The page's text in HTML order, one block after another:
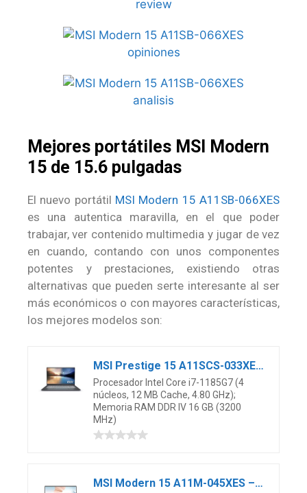
Mejores portátiles MSI Modern
15 de 15.6 pulgadas
El nuevo portátil MSI Modern 15 A11SB-066XES
es una autentica maravilla, en el que poder
trabajar, ver contenido multimedia y jugar de vez
en cuando, contando con unos componentes
potentes y prestaciones, existiendo otras
alternativas que pueden serte interesante al ser
más económicos o con mayores características,
los mejores modelos son:
MSI Prestige 15 A11SCS-033XES – Ordenador portátil de 15.6″ FullHD (Intel Core i7-1185G7, 16GB RAM, 512GB SSD, NVIDIA GTX 1650Ti-4GB, sin Sistema operativo) Grey – Teclado QWERTY Español
Procesador Intel Core i7-1185G7 (4
núcleos, 12 MB Cache, 4.80 GHz);
Memoria RAM DDR IV 16 GB (3200
MHz)
MSI Modern 15 A11M-045XES – Ordenador portátil de 15.6″ FHD (Intel Core i7-1165G7, 16 GB RAM, 512 GB SSD, UMA, sin Sistema operativo) Carbon Gray – Teclado QWERTY Español